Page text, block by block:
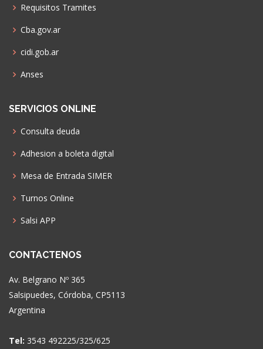
Requisitos Tramites
Cba.gov.ar
cidi.gob.ar
Anses
SERVICIOS ONLINE
Consulta deuda
Adhesion a boleta digital
Mesa de Entrada SIMER
Turnos Online
Salsi APP
CONTACTENOS
Av. Belgrano Nº 365
Salsipuedes, Córdoba, CP5113
Argentina
Tel: 3543 492225/325/625